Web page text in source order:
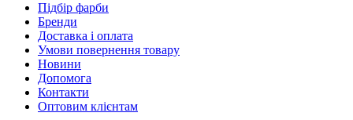
Підбір фарби
Бренди
Доставка і оплата
Умови повернення товару
Новини
Допомога
Контакти
Оптовим клієнтам